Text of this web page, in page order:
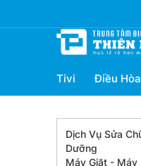
Tivi Điều Hòa
Dịch Vụ Sửa
Dưỡng
Máy Giặt - Máy